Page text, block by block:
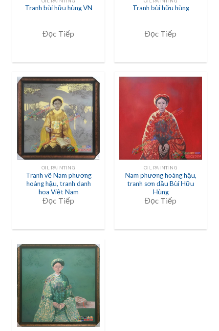
Tranh bùi hữu hùng VN
Đọc Tiếp
Tranh bùi hữu hùng
Đọc Tiếp
OIL PAINTING
Tranh vẽ Nam phương
hoàng hậu, tranh danh
họa Việt Nam
Đọc Tiếp
OIL PAINTING
Nam phương hoàng hậu,
tranh sơn dầu Bùi Hữu
Hùng
Đọc Tiếp